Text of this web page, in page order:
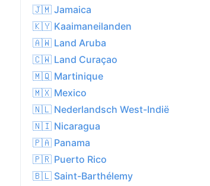
🇯🇲 Jamaica
🇰🇾 Kaaimaneilanden
🇦🇼 Land Aruba
🇨🇼 Land Curaçao
🇲🇶 Martinique
🇲🇽 Mexico
🇳🇱 Nederlandsch West-Indië
🇳🇮 Nicaragua
🇵🇦 Panama
🇵🇷 Puerto Rico
🇧🇱 Saint-Barthélemy